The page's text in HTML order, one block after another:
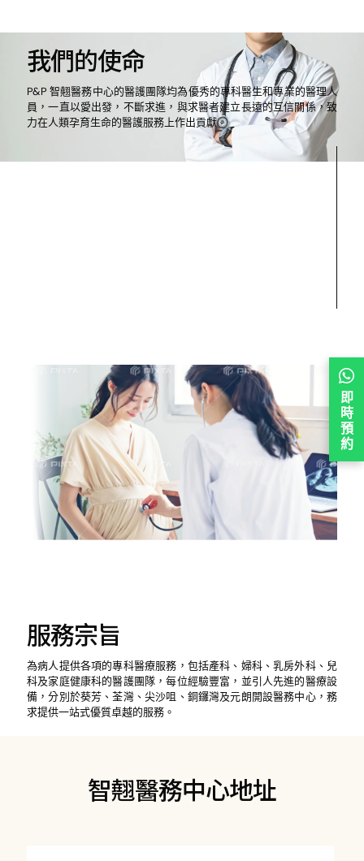
我們的使命
P&P 智翹醫務中心的醫護團隊均為優秀的專科醫生和專業的醫理人
員，一直以愛出發，不斷求進，與求醫者建立長遠的互信關係，致
力在人類孕育生命的醫護服務上作出貢獻。
服務宗旨
為病人提供各項的專科醫療服務，包括產科、婦科、乳房外科、兒
科及家庭健康科的醫護團隊，每位經驗豐富，並引人先進的醫療設
備，分別於葵芳、荃灣、尖沙咀、銅鑼灣及元朗開設醫務中心，務
求提供一站式優質卓越的服務。
智翹醫務中心地址
即
時
預
約